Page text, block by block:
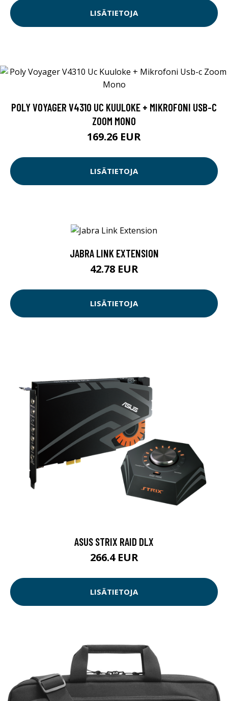
LISÄTIETOJA
POLY VOYAGER V4310 UC KUULOKE + MIKROFONI USB-C
ZOOM MONO
169.26 EUR
LISÄTIETOJA
JABRA LINK EXTENSION
42.78 EUR
LISÄTIETOJA
ASUS STRIX RAID DLX
266.4 EUR
LISÄTIETOJA